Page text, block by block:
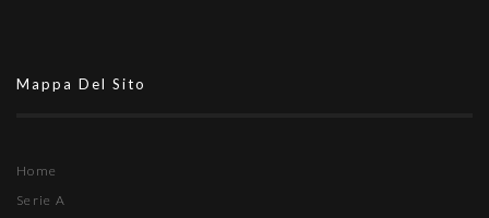
Mappa Del Sito
Home
Serie A